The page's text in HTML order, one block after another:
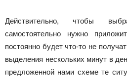
Действительно, чтобы
самостоятельно нужно
постоянно будет что-то не
выделения нескольких минут в
предложенной нами схеме те